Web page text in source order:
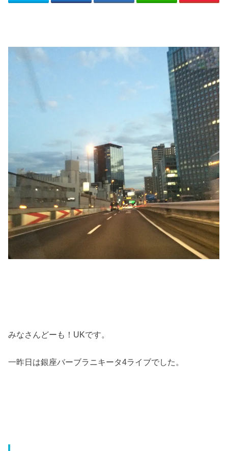
みなさんどーも！UKです。
一昨日は銀座バーブラニキータ4ライブでした。